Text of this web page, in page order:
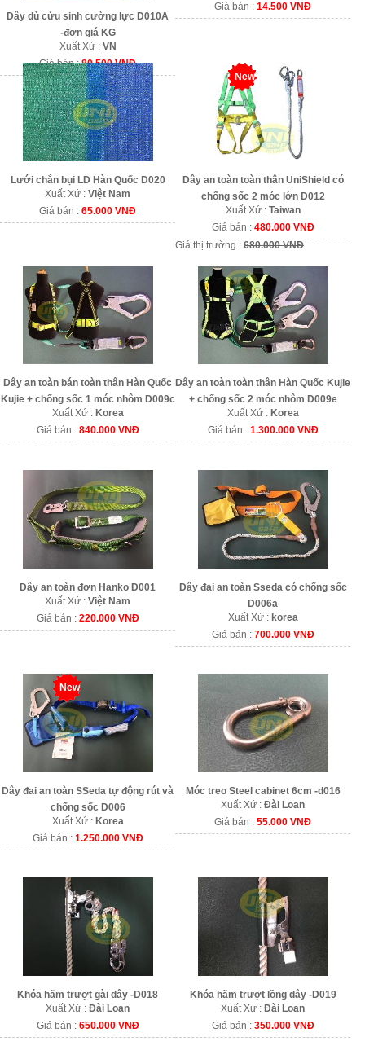
Dây dù cứu sinh cường lực D010A
-đơn giá KG
Xuất Xứ : VN
Giá bán :80.500 VNĐ
Giá bán :14.500 VNĐ
Lưới chắn bụi LD Hàn Quốc D020
Xuất Xứ :Việt Nam
Giá bán :65.000 VNĐ
New
Dây an toàn toàn thân UniShield có
chống sốc 2 móc lớn D012
Xuất Xứ : Taiwan
Giá bán : 480.000 VNĐ
Giá thị trường :680.000 VNĐ
Dây an toàn bán toàn thân Hàn Quốc
Kujie + chống sốc 1 móc nhôm D009c
Xuất Xứ : Korea
Giá bán : 840.000 VNĐ
Dây an toàn toàn thân Hàn Quốc Kujie
+ chống sốc 2 móc nhôm D009e
Xuất Xứ : Korea
Giá bán : 1.300.000 VNĐ
Dây an toàn đơn Hanko D001
Xuất Xứ :Việt Nam
Giá bán : 220.000 VNĐ
Dây đai an toàn Sseda có chống sốc
D006a
Xuất Xứ : korea
Giá bán : 700.000 VNĐ
New
Dây đai an toàn SSeda tự động rút và
chống sốc D006
Xuất Xứ : Korea
Giá bán : 1.250.000 VNĐ
Móc treo Steel cabinet 6cm -d016
Xuất Xứ :Đài Loan
Giá bán :55.000 VNĐ
Khóa hãm trượt gài dây -D018
Xuất Xứ :Đài Loan
Giá bán : 650.000 VNĐ
Khóa hãm trượt lồng dây -D019
Xuất Xứ :Đài Loan
Giá bán : 350.000 VNĐ